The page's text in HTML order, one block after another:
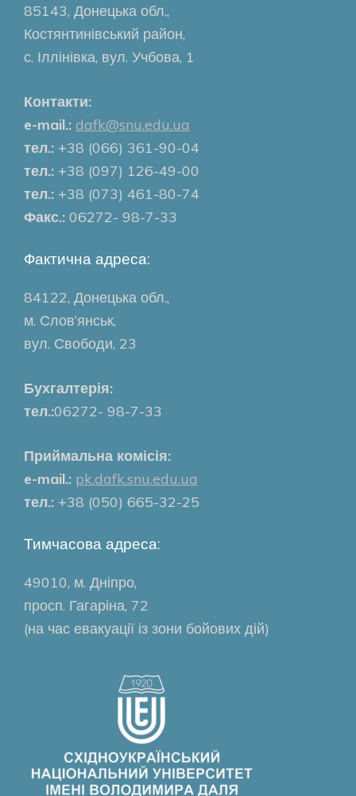
85143, Донецька обл.,
Костянтинівський район,
с. Іллінівка, вул. Учбова, 1
Контакти:
e-mail.: dafk@snu.edu.ua
тел.: +38 (066) 361-90-04
тел.: +38 (097) 126-49-00
тел.: +38 (073) 461-80-74
Факс.: 06272- 98-7-33
Фактична адреса:
84122, Донецька обл.,
м. Слов’янськ,
вул. Свободи, 23
Бухгалтерія:
тел.:06272- 98-7-33
Приймальна комісія:
e-mail.: pk.dafk.snu.edu.ua
тел.: +38 (050) 665-32-25
Тимчасова адреса:
49010, м. Дніпро,
просп. Гагаріна, 72
(на час евакуації із зони бойових дій)